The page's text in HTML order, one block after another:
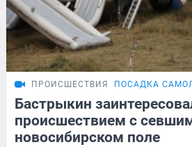
ПРОИСШЕСТВИЯ ПОСАДКА
Бастрыкин
происшествием с
новосибирском поле